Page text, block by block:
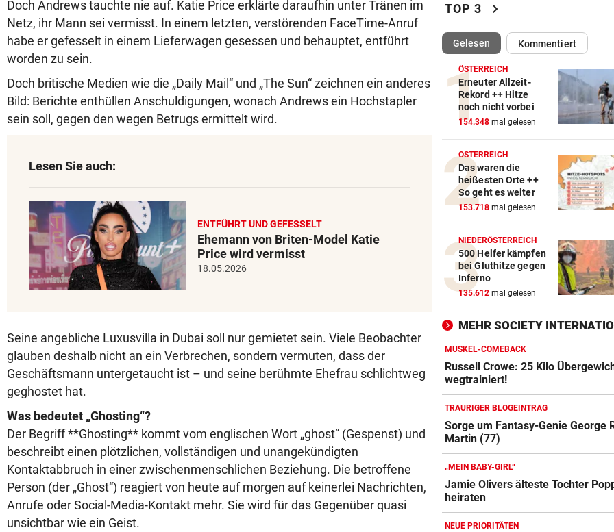
Doch Andrews tauchte nie auf. Katie Price erklärte daraufhin unter Tränen im
Netz, ihr Mann sei vermisst. In einem letzten, verstörenden FaceTime-Anruf
habe er gefesselt in einem Lieferwagen gesessen und behauptet, entführt
worden zu sein.
Doch britische Medien wie die „Daily Mail“ und „The Sun“ zeichnen ein anderes
Bild: Berichte enthüllen Anschuldigungen, wonach Andrews ein Hochstapler
sein soll, gegen den wegen Betrugs ermittelt wird.
Lesen Sie auch:
ENTFÜHRT UND GEFESSELT
Ehemann von Briten-Model Katie
Price wird vermisst
18.05.2026
Seine angebliche Luxusvilla in Dubai soll nur gemietet sein. Viele Beobachter
glauben deshalb nicht an ein Verbrechen, sondern vermuten, dass der
Geschäftsmann untergetaucht ist – und seine berühmte Ehefrau schlichtweg
geghostet hat.
Was bedeutet „Ghosting“?
Der Begriff **Ghosting** kommt vom englischen Wort „ghost“ (Gespenst) und
beschreibt einen plötzlichen, vollständigen und unangekündigten
Kontaktabbruch in einer zwischenmenschlichen Beziehung. Die betroffene
Person (der „Ghost“) reagiert von heute auf morgen auf keinerlei Nachrichten,
Anrufe oder Social-Media-Kontakt mehr. Sie wird für das Gegenüber quasi
unsichtbar wie ein Geist.
Anschlag in München
RÜCKSCHLAG FÜR ÖSV-ASS
Sturz von Lamparter: Jetzt ist
Diagnose da!
IN BACHBETT GEFANGEN vor
Notruf abgebrochen: Suche
verletztem Wanderer
ABREISE AUS SAALFELDEN vor
RB-Star verabschiedet sich:
Rekorddeal steht bevor
EIN STÜRMER FEHLT
Was die Austria heute in
Rumänien erwartet
EIN KLUB MACHT ERNST vor
zum Knackpunkt?
NÄCHSTE ABHÖR-AFFÄRE: vor
SPÖ und ÖVP wollen die
Lederer aussitzen
OSV-DUO IN PARIS vor 2
Knoll und Lotfi ziehen vom
ins EM-Finale ein
TOP 3 chevron_right
Gelesen(ausgewählt)Kommentiert
ÖSTERREICH
Erneuter Allzeit-
Rekord ++ Hitze
noch nicht vorbei
154.348 mal gelesen
ÖSTERREICH
Das waren die
heißesten Orte ++
So geht es weiter
153.718 mal gelesen
NIEDERÖSTERREICH
500 Helfer kämpfen
bei Gluthitze gegen
Inferno
135.612 mal gelesen
MEHR SOCIETY
MUSKEL-COMEBACK
Russell Crowe: 25 Kilo
wegtrainiert!
TRAURIGER BLOGEINTRAG
Sorge um Fantasy-Genie George
Martin (77)
„MEIN BABY-GIRL“
Jamie Olivers älteste Tochter
heiraten
NEUE PRIORITÄTEN